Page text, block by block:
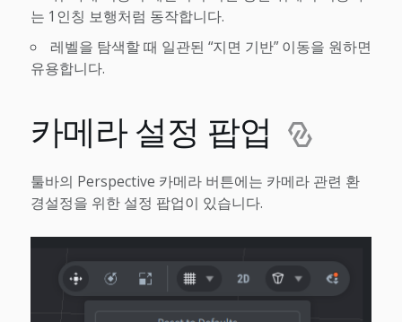
는 1인칭 보행처럼 동작합니다.
레벨을 탐색할 때 일관된 “지면 기반” 이동을 원하면
유용합니다.
카메라 설정 팝업
툴바의 Perspective 카메라 버튼에는 카메라 관련 환
경설정을 위한 설정 팝업이 있습니다.